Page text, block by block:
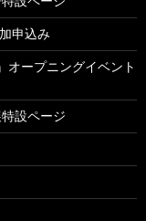
申込み
ープニングイベント
設ページ